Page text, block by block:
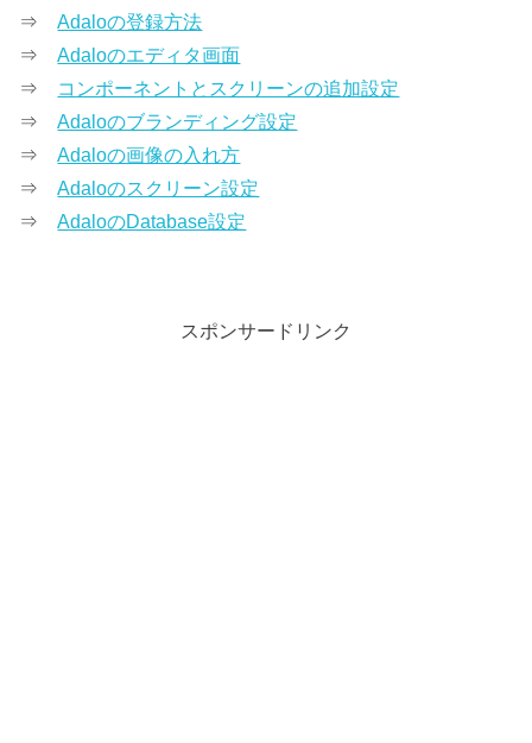
⇒Adaloの登録方法
⇒Adaloのエディタ画面
⇒ コンポーネントとスクリーンの追加設定
⇒Adaloのブランディング設定
⇒Adaloの画像の入れ方
⇒Adaloのスクリーン設定
⇒AdaloのDatabase設定
スポンサードリンク